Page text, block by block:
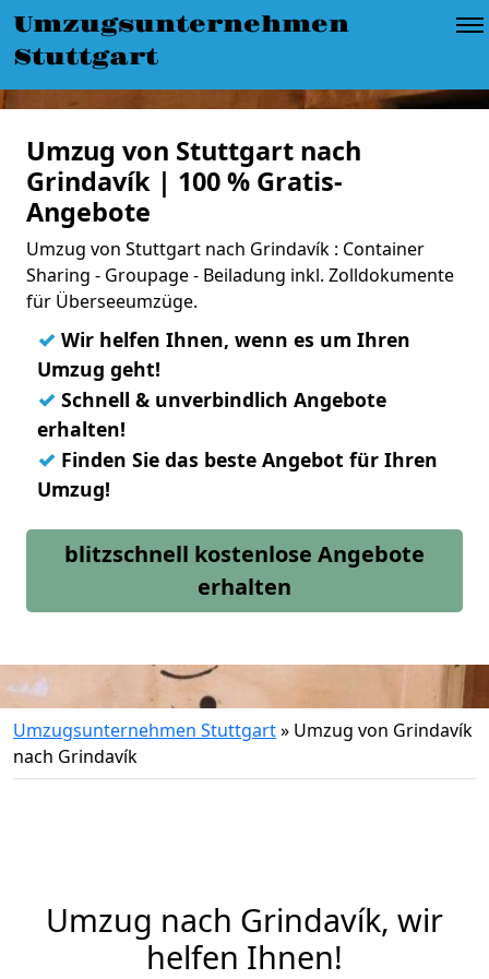
Umzugsunternehmen
Stuttgart
Umzug von Stuttgart nach
Grindavík | 100 % Gratis-
Angebote
Umzug von Stuttgart nach Grindavík : Container
Sharing - Groupage - Beiladung inkl. Zolldokumente
für Überseeumzüge.
✓ Wir helfen Ihnen, wenn es um Ihren
Umzug geht!
✓ Schnell & unverbindlich Angebote
erhalten!
✓ Finden Sie das beste Angebot für Ihren
Umzug!
blitzschnell kostenlose Angebote
erhalten
Umzugsunternehmen Stuttgart» Umzug von Grindavík
nach Grindavík
Umzug nach Grindavík, wir
helfen Ihnen!